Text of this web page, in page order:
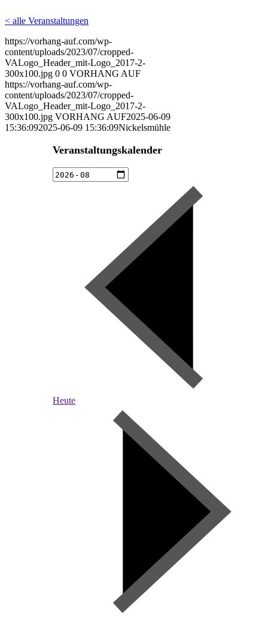
< alle Veranstaltungen
https://vorhang-auf.com/wp-
content/uploads/2023/07/cropped-
VALogo_Header_mit-Logo_2017-2-
300x100.jpg 0 0 VORHANG AUF
https://vorhang-auf.com/wp-
content/uploads/2023/07/cropped-
VALogo_Header_mit-Logo_2017-2-
300x100.jpg VORHANG AUF2025-06-09
15:36:092025-06-09 15:36:09Nickelsmühle
Veranstaltungskalender
Heute